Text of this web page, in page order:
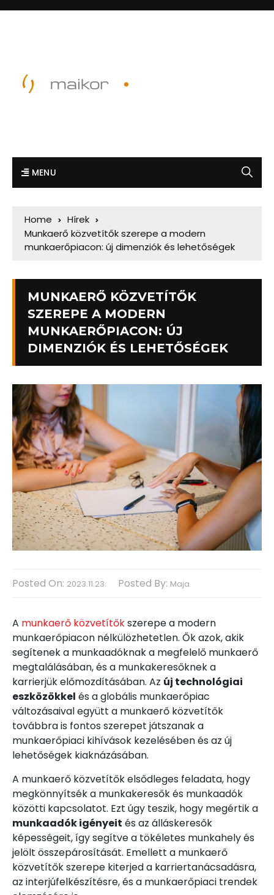
MENU
Home
Hírek
Munkaerő közvetítők szerepe a modern
munkaerőpiacon: új dimenziók és lehetőségek
MUNKAERŐ KÖZVETÍTŐK
SZEREPE A MODERN
MUNKAERŐPIACON: ÚJ
DIMENZIÓK ÉS LEHETŐSÉGEK
Posted On: 2023.11.23. Posted By: Maja
A munkaerő közvetítőkszerepe a modern
munkaerőpiacon nélkülözhetetlen. Ők azok, akik
segítenek a munkaadóknak a megfelelő munkaerő
megtalálásában, és a munkakeresőknek a
karrierjük előmozdításában. Az új technológiai
eszközökkel és a globális munkaerőpiac
változásaival együtt a munkaerő közvetítők
továbbra is fontos szerepet játszanak a
munkaerőpiaci kihívások kezelésében és az új
lehetőségek kiaknázásában.
A munkaerő közvetítők elsődleges feladata, hogy
megkönnyítsék a munkakeresők és munkaadók
közötti kapcsolatot. Ezt úgy teszik, hogy megértik a
munkaadók igényeit és az álláskeresők
képességeit, így segítve a tökéletes munkahely és
jelölt összepárosítását. Emellett a munkaerő
közvetítők szerepe kiterjed a karriertanácsadásra,
az interjúfelkészítésre, és a munkaerőpiaci trendek